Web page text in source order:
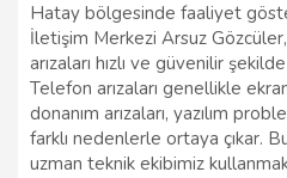
Hatay bölgesinde faaliyet
İletişim Merkezi Arsuz
arızaları hızlı ve güvenilir
Telefon arızaları genellikle ekran
donanım arızaları, yazılım
farklı nedenlerle ortaya çıkar.
uzman teknik ekibimiz